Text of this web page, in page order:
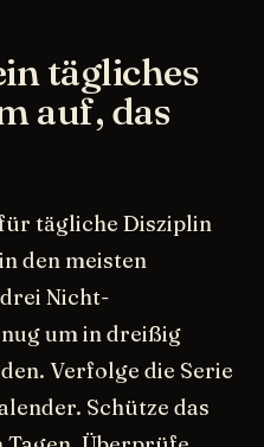
tägliches
auf, das
tägliche Disziplin
den meisten
Nicht-
um in dreißig
Verfolge die Serie
Schütze das